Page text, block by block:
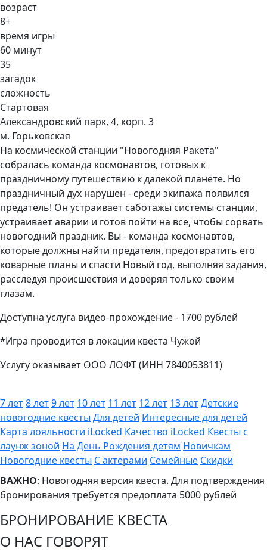
возраст
8+
время игры
60 минут
35
загадок
сложность
Стартовая
Александровский парк, 4, корп. 3
м. Горьковская
На космической станции "Новогодняя Ракета"
собралась команда космонавтов, готовых к
праздничному путешествию к далекой планете. Но
праздничный дух нарушен - среди экипажа появился
предатель! Он устраивает саботажы системы станции,
устраивает аварии и готов пойти на все, чтобы сорвать
новогодний праздник. Вы - команда космонавтов,
которые должны найти предателя, предотвратить его
коварные планы и спасти Новый год, выполняя задания,
расследуя происшествия и доверяя только своим
глазам.
Доступна услуга видео-прохождение - 1700 рублей
*Игра проводится в локации квеста Чужой
Услугу оказывает ООО ЛОФТ (ИНН 7840053811)
7 лет8 лет9 лет 10 лет 11 лет 12 лет 13 летДетские
новогодние квесты Для детей Интересные для детей
Карта лояльности iLocked Качество iLocked Квесты с
лаунж зоной На День Рождения детям Новичкам
Новогодние квесты С актерами Семейные Скидки
ВАЖНО: Новогодняя версия квеста. Для подтверждения
бронирования требуется предоплата 5000 рублей
БРОНИРОВАНИЕ КВЕСТА
О НАС ГОВОРЯТ